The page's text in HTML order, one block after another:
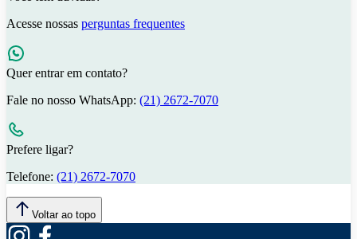
Acesse nossas perguntas frequentes
Quer entrar em contato?
Fale no nosso WhatsApp: (21) 2672-7070
Prefere ligar?
Telefone: (21) 2672-7070
Voltar ao topo